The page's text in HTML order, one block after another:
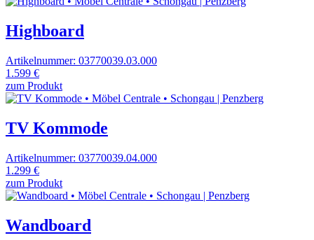
Highboard
Artikelnummer: 03770039.03.000
1.599 €
zum Produkt
TV Kommode
Artikelnummer: 03770039.04.000
1.299 €
zum Produkt
Wandboard